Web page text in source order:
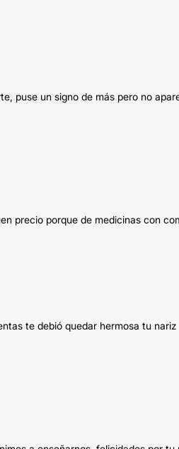
puse un signo de más pero no
precio porque de medicinas con
te debió quedar hermosa tu nariz